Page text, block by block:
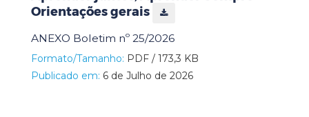
Orientações gerais
ANEXO Boletim nº 25/2026
Formato/Tamanho: PDF / 173,3 KB
Publicado em: 6 de Julho de 2026